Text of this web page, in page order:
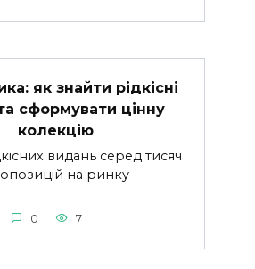
як знайти рідкісні
сформувати цінну
колекцію
видань серед тисяч
на ринку
0 7